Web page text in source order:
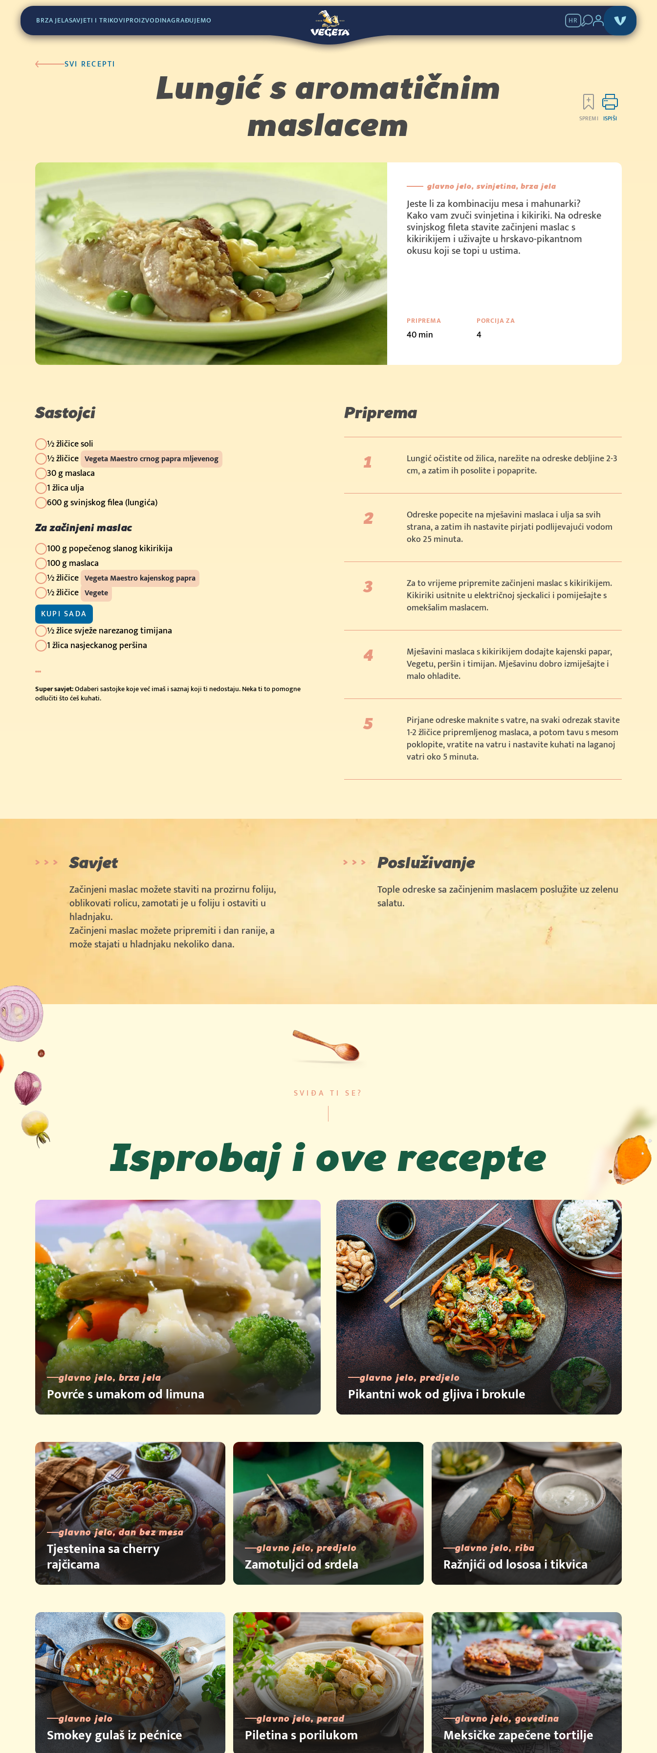
BRZA JELASAVJETI I TRIKOVIPROIZVODINAGRAĐUJEMO HR
SVI RECEPTI
Lungić s aromatičnim
maslacem
SPREMI ISPIŠI
glavno jelo, svinjetina, brza jela
Jeste li za kombinaciju mesa i mahunarki?
Kako vam zvuči svinjetina i kikiriki. Na odreske
svinjskog fileta stavite začinjeni maslac s
kikirikijem i uživajte u hrskavo-pikantnom
okusu koji se topi u ustima.
PRIPREMA
40 min
PORCIJA ZA
4
Sastojci
½ žličice soli
½ žličice Vegeta Maestro crnog papra mljevenog
30 g maslaca
1 žlica ulja
600 g svinjskog filea (lungića)
Za začinjeni maslac
100 g popečenog slanog kikirikija
100 g maslaca
½ žličice Vegeta Maestro kajenskog papra
½ žličice Vegete
KUPI SADA
(400g)
½ žlice svježe narezanog timijana
1 žlica nasjeckanog peršina
Super savjet:Odaberi sastojke koje već imaš i saznaj koji ti nedostaju. Neka ti to pomogne
odlučiti što ćeš kuhati.
Priprema
Lungić očistite od žilica, narežite na odreske debljine 2-3
cm, a zatim ih posolite i popaprite.
Odreske popecite na mješavini maslaca i ulja sa svih
strana, a zatim ih nastavite pirjati podlijevajući vodom
oko 25 minuta.
Za to vrijeme pripremite začinjeni maslac s kikirikijem.
Kikiriki usitnite u električnoj sjeckalici i pomiješajte s
omekšalim maslacem.
Mješavini maslaca s kikirikijem dodajte kajenski papar,
Vegetu, peršin i timijan. Mješavinu dobro izmiješajte i
malo ohladite.
Pirjane odreske maknite s vatre, na svaki odrezak stavite
1-2 žličice pripremljenog maslaca, a potom tavu s mesom
poklopite, vratite na vatru i nastavite kuhati na laganoj
vatri oko 5 minuta.
Savjet
Začinjeni maslac možete staviti na prozirnu foliju,
oblikovati rolicu, zamotati je u foliju i ostaviti u
hladnjaku.
Začinjeni maslac možete pripremiti i dan ranije, a
može stajati u hladnjaku nekoliko dana.
Posluživanje
Tople odreske sa začinjenim maslacem poslužite uz zelenu
salatu.
SVIĐA TI SE?
Isprobaj i ove recepte
glavno jelo, brza jela
Povrće s umakom od limuna
glavno jelo, predjelo
Pikantni wok od gljiva i brokule
glavno jelo, dan bez mesa
Tjestenina sa cherry
rajčicama
glavno jelo, predjelo
Zamotuljci od srdela
glavno jelo, riba
Ražnjići od lososa i tikvica
glavno jelo
Smokey gulaš iz pećnice
glavno jelo, perad
Piletina s porilukom
glavno jelo, govedina
Meksičke zapečene tortilje